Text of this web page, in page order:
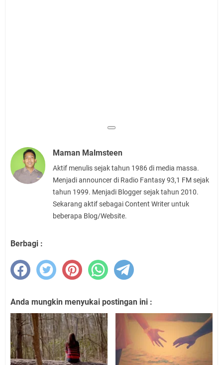
Maman Malmsteen
Aktif menulis sejak tahun 1986 di media massa.
Menjadi announcer di Radio Fantasy 93,1 FM sejak
tahun 1999. Menjadi Blogger sejak tahun 2010.
Sekarang aktif sebagai Content Writer untuk
beberapa Blog/Website.
Berbagi :
Anda mungkin menyukai postingan ini :